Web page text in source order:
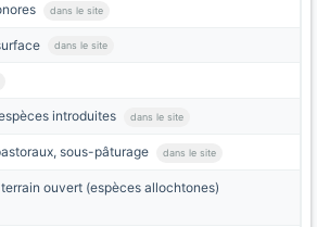
dans le site
dans le site
introduites dans le site
sous-pâturage dans le site
ouvert (espèces allochtones)